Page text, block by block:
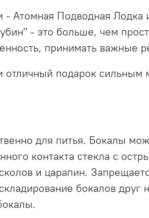
- Атомная Подводная
- это больше, чем
принимать
отличный подарок
для питья. Бокалы
контакта стекла с
и царапин.
бокалов